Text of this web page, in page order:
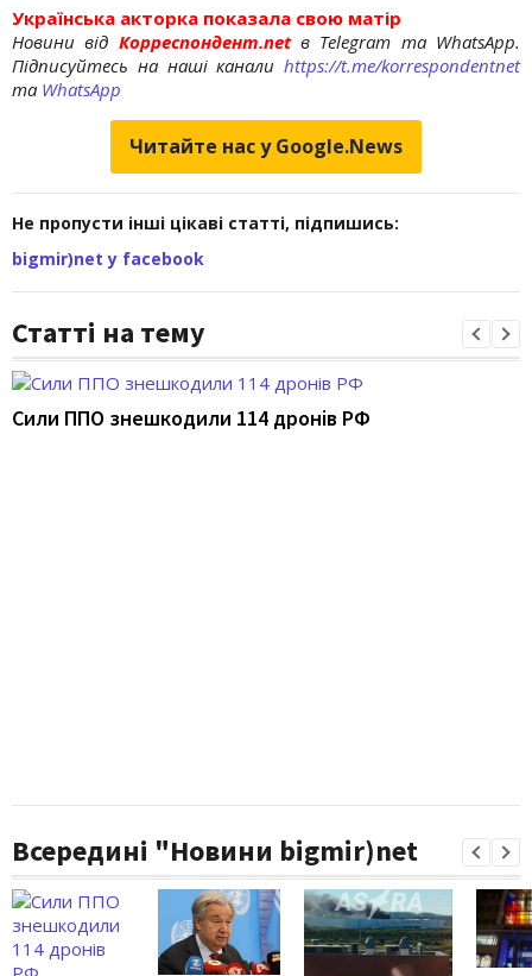
Українська акторка показала свою матір
Новини від Корреспондент.netв Telegram та WhatsApp.
Підписуйтесь на наші канали https://t.me/korrespondentnet
та WhatsApp
Читайте нас у Google.News
Не пропусти інші цікаві статті, підпишись:
bigmir)net у facebook
Статті на тему
Сили ППО знешкодили 114 дронів РФ
Всередині "Новини bigmir)net